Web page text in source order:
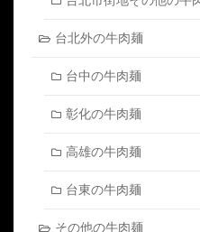
台北外の牛肉麺
台中の牛肉麺
彰化の牛肉麺
高雄の牛肉麺
台東の牛肉麺
その他の牛肉麺